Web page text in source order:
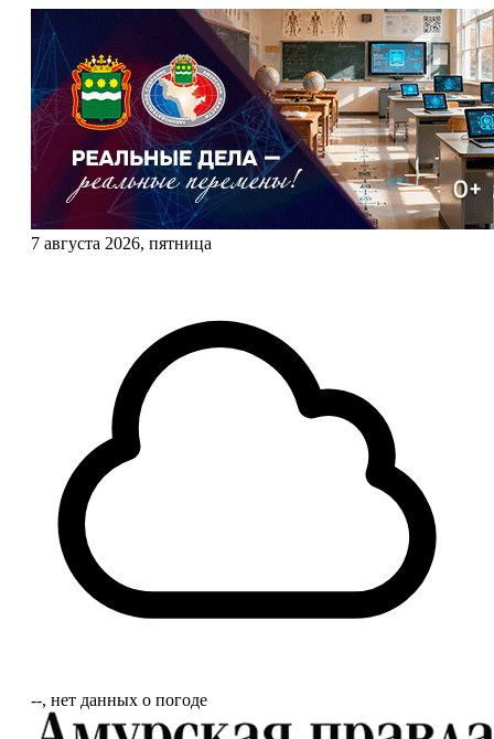
7 августа 2026, пятница
‐‐, нет данных о погоде